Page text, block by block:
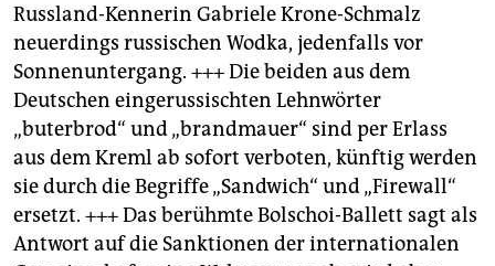
Russland-Kennerin Gabriele Krone-Schmalz
neuerdings russischen Wodka, jedenfalls vor
Sonnenuntergang. +++ Die beiden aus dem
Deutschen eingerussischten Lehnwörter
„buterbrod“ und „brandmauer“ sind per Erlass
aus dem Kreml ab sofort verboten, künftig werden
sie durch die Begriffe „Sandwich“ und „Firewall“
ersetzt. +++ Das berühmte Bolschoi-Ballett sagt als
Antwort auf die Sanktionen der internationalen